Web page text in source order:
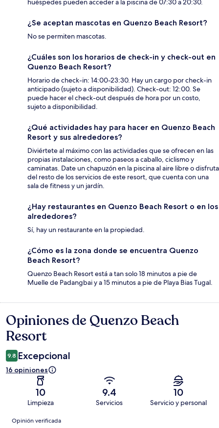
huéspedes pueden acceder a la piscina de 07:30 a 20:30.
¿Se aceptan mascotas en Quenzo Beach Resort?
No se permiten mascotas.
¿Cuáles son los horarios de check-in y check-out en
Quenzo Beach Resort?
Horario de check-in: 14:00-23:30. Hay un cargo por check-in
anticipado (sujeto a disponibilidad). Check-out: 12:00. Se
puede hacer el check-out después de hora por un costo,
sujeto a disponibilidad.
¿Qué actividades hay para hacer en Quenzo Beach
Resort y sus alrededores?
Diviértete al máximo con las actividades que se ofrecen en las
propias instalaciones, como paseos a caballo, ciclismo y
caminatas. Date un chapuzón en la piscina al aire libre o disfruta
del resto de los servicios de este resort, que cuenta con una
sala de fitness y un jardín.
¿Hay restaurantes en Quenzo Beach Resort o en los
alrededores?
Sí, hay un restaurante en la propiedad.
¿Cómo es la zona donde se encuentra Quenzo
Beach Resort?
Quenzo Beach Resort está a tan solo 18 minutos a pie de
Muelle de Padangbai y a 15 minutos a pie de Playa Bias Tugal.
Opiniones
Opiniones de Quenzo Beach
Resort
9.8 Excepcional
16 opiniones
10
Limpieza
9.4
Servicios
10
Servicio y personal
Opiniones
Opinión verificada